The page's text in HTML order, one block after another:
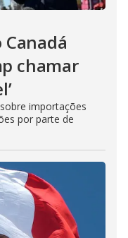
chamar
importações
por parte de